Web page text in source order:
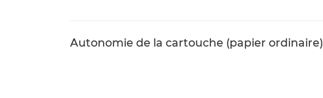
Autonomie de la cartouche (papier ordinaire)